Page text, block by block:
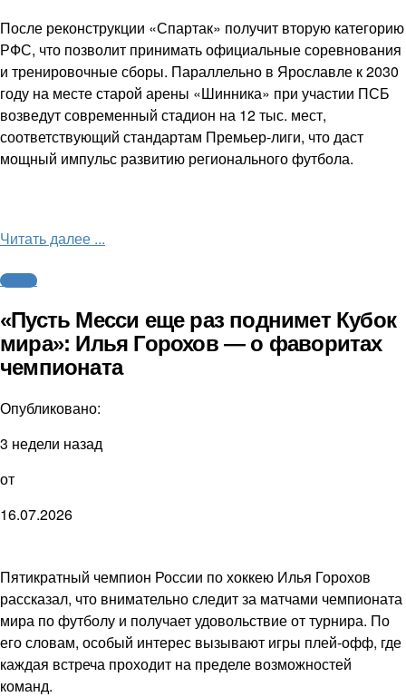
После реконструкции «Спартак» получит вторую категорию
РФС, что позволит принимать официальные соревнования
и тренировочные сборы. Параллельно в Ярославле к 2030
году на месте старой арены «Шинника» при участии ПСБ
возведут современный стадион на 12 тыс. мест,
соответствующий стандартам Премьер-лиги, что даст
мощный импульс развитию регионального футбола.
Читать далее ...
Футбол
«Пусть Месси еще раз поднимет Кубок
мира»: Илья Горохов — о фаворитах
чемпионата
Опубликовано:
3 недели назад
от
16.07.2026
Пятикратный чемпион России по хоккею Илья Горохов
рассказал, что внимательно следит за матчами чемпионата
мира по футболу и получает удовольствие от турнира. По
его словам, особый интерес вызывают игры плей-офф, где
каждая встреча проходит на пределе возможностей
команд.